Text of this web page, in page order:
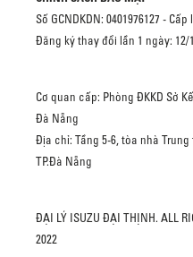
Số GCNDKDN: 0401976127 -
Đăng ký thay đổi lần 1 ngày: 12/
Cơ quan cấp: Phòng ĐKKD Sở
Đà Nẵng
Địa chỉ: Tầng 5-6, tòa nhà Trung
TP.Đà Nẵng
ĐẠI LÝ ISUZU ĐẠI THỊNH. ALL
2022